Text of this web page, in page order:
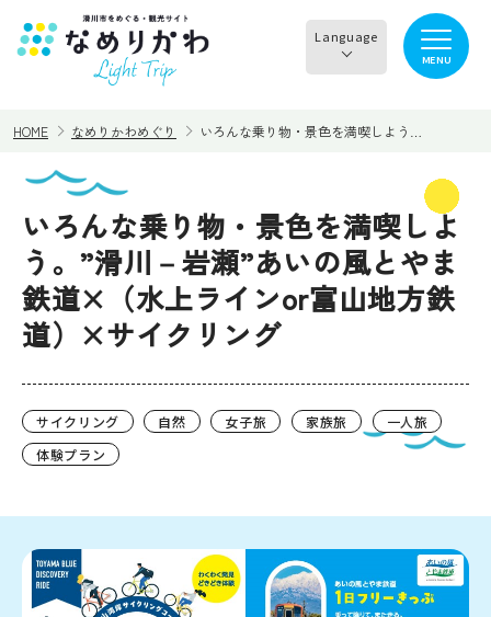
Language
한국어
简体中文
MENU
見る 食べる
遊ぶ・体験 買う・お土産
イベント情報 なめりかわめぐり
かわ宿場回廊
HOME なめりかわめぐり いろんな乗り物・景色を満喫しよう…
いろんな乗り物・景色を満喫しよ
う。”滑川－岩瀬”あいの風とやま
鉄道×（水上ラインor富山地方鉄
道）×サイクリング
サイクリング 自然 女子旅 家族旅
一人旅
体験プラン